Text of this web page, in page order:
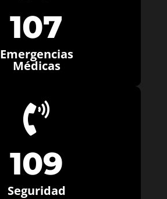
107
Emergencias
Médicas

109
Seguridad